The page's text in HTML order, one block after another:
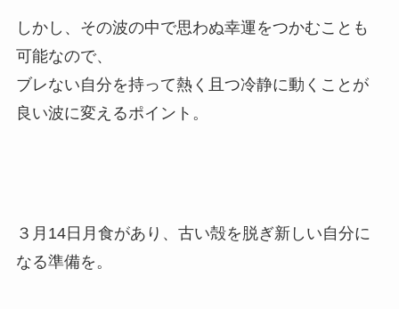
しかし、その波の中で思わぬ幸運をつかむことも
可能なので、
ブレない自分を持って熱く且つ冷静に動くことが
良い波に変えるポイント。
３月14日月食があり、古い殻を脱ぎ新しい自分に
なる準備を。